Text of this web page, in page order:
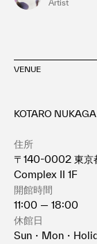
Artist
VENUE
KOTARO NUKAGA
住所
〒140-0002 東京
Complex II 1F
開館時間
11:00 — 18:00
休館日
Sun・Mon・